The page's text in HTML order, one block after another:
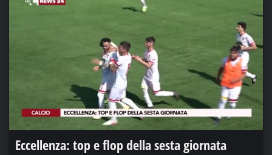
Eccellenza: top e flop della sesta giornata